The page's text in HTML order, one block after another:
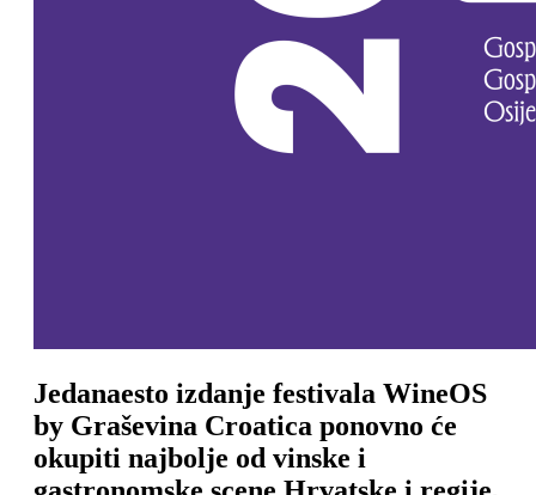
Jedanaesto izdanje festivala WineOS
by Graševina Croatica ponovno će
okupiti najbolje od vinske i